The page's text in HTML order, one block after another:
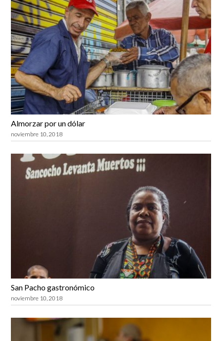
Almorzar por un dólar
noviembre 10, 2018
San Pacho gastronómico
noviembre 10, 2018